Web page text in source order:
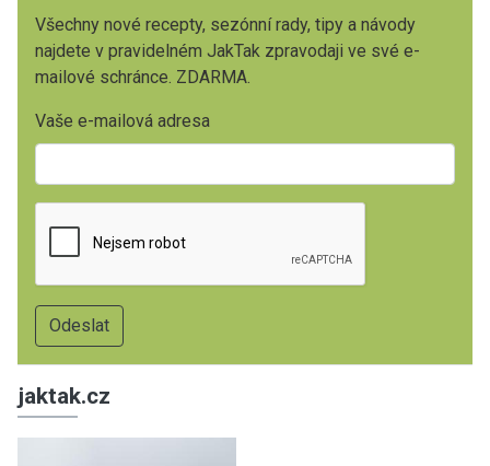
Všechny nové recepty, sezónní rady, tipy a návody
najdete v pravidelném JakTak zpravodaji ve své e-
mailové schránce. ZDARMA.
Vaše e-mailová adresa
jaktak.cz